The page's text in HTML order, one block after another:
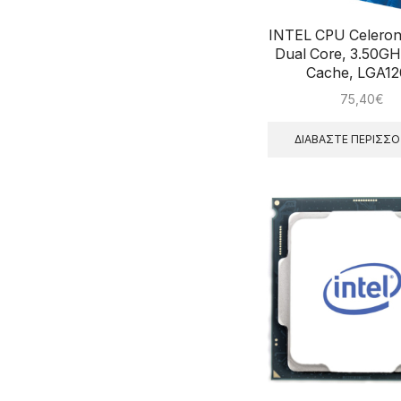
INTEL CPU
Dual Core,
Cache,
75,40€
ΔΙΑΒΆΣΤΕ